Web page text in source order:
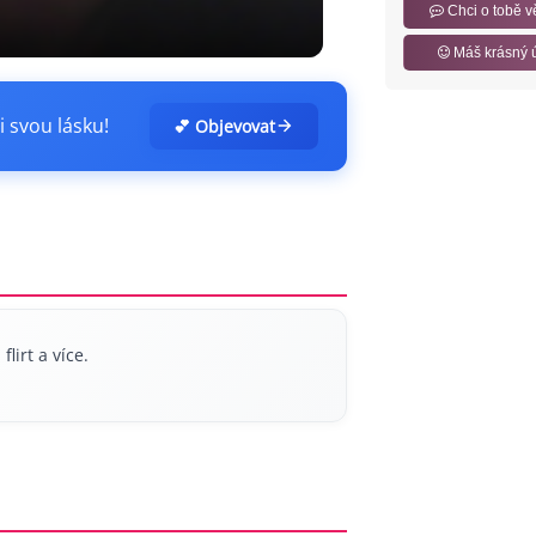
svou lásku! 💕 Objevovat
a více.
Chci o tobě
Máš krásný